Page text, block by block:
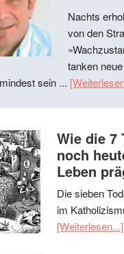
Nachts
von den
tanken
sein ...
Wie die 7
noch
Leben
Die sieben
im
[Weiterlesen...]